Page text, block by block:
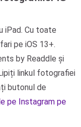
iPad. Cu toate
pe iOS 13+.
by Readdle și
linkul fotografiei
butonul de
pe Instagram pe